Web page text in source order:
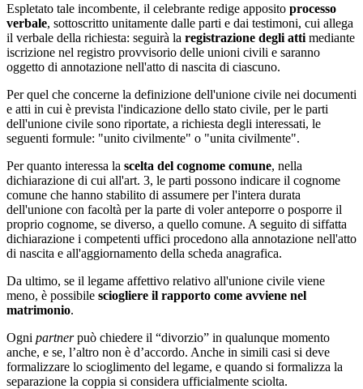
Espletato tale incombente, il celebrante redige apposito processo
verbale, sottoscritto unitamente dalle parti e dai testimoni, cui allega
il verbale della richiesta: seguirà la registrazione degli atti mediante
iscrizione nel registro provvisorio delle unioni civili e saranno
oggetto di annotazione nell'atto di nascita di ciascuno.
Per quel che concerne la definizione dell'unione civile nei documenti
e atti in cui è prevista l'indicazione dello stato civile, per le parti
dell'unione civile sono riportate, a richiesta degli interessati, le
seguenti formule: "unito civilmente" o "unita civilmente".
Per quanto interessa la scelta del cognome comune, nella
dichiarazione di cui all'art. 3, le parti possono indicare il cognome
comune che hanno stabilito di assumere per l'intera durata
dell'unione con facoltà per la parte di voler anteporre o posporre il
proprio cognome, se diverso, a quello comune. A seguito di siffatta
dichiarazione i competenti uffici procedono alla annotazione nell'atto
di nascita e all'aggiornamento della scheda anagrafica.
Da ultimo, se il legame affettivo relativo all'unione civile viene
meno, è possibile sciogliere il rapporto come avviene nel
matrimonio.
Ogni partnerpuò chiedere il “divorzio” in qualunque momento
anche, e se, l’altro non è d’accordo. Anche in simili casi si deve
formalizzare lo scioglimento del legame, e quando si formalizza la
separazione la coppia si considera ufficialmente sciolta.